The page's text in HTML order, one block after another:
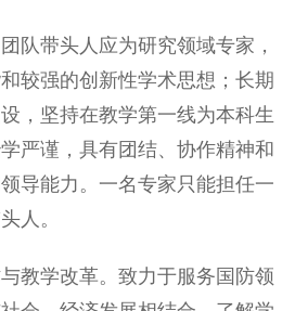
带头人应为研究领域专家，
较强的创新性学术思想；长期
，坚持在教学第一线为本科生
严谨，具有团结、协作精神和
导能力。一名专家只能担任一
人。
学改革。致力于服务国防领